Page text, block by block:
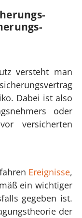
versteht man
Dabei ist also
oder
versicherten
Ereignisse,
ein wichtiger
gegeben ist.
der